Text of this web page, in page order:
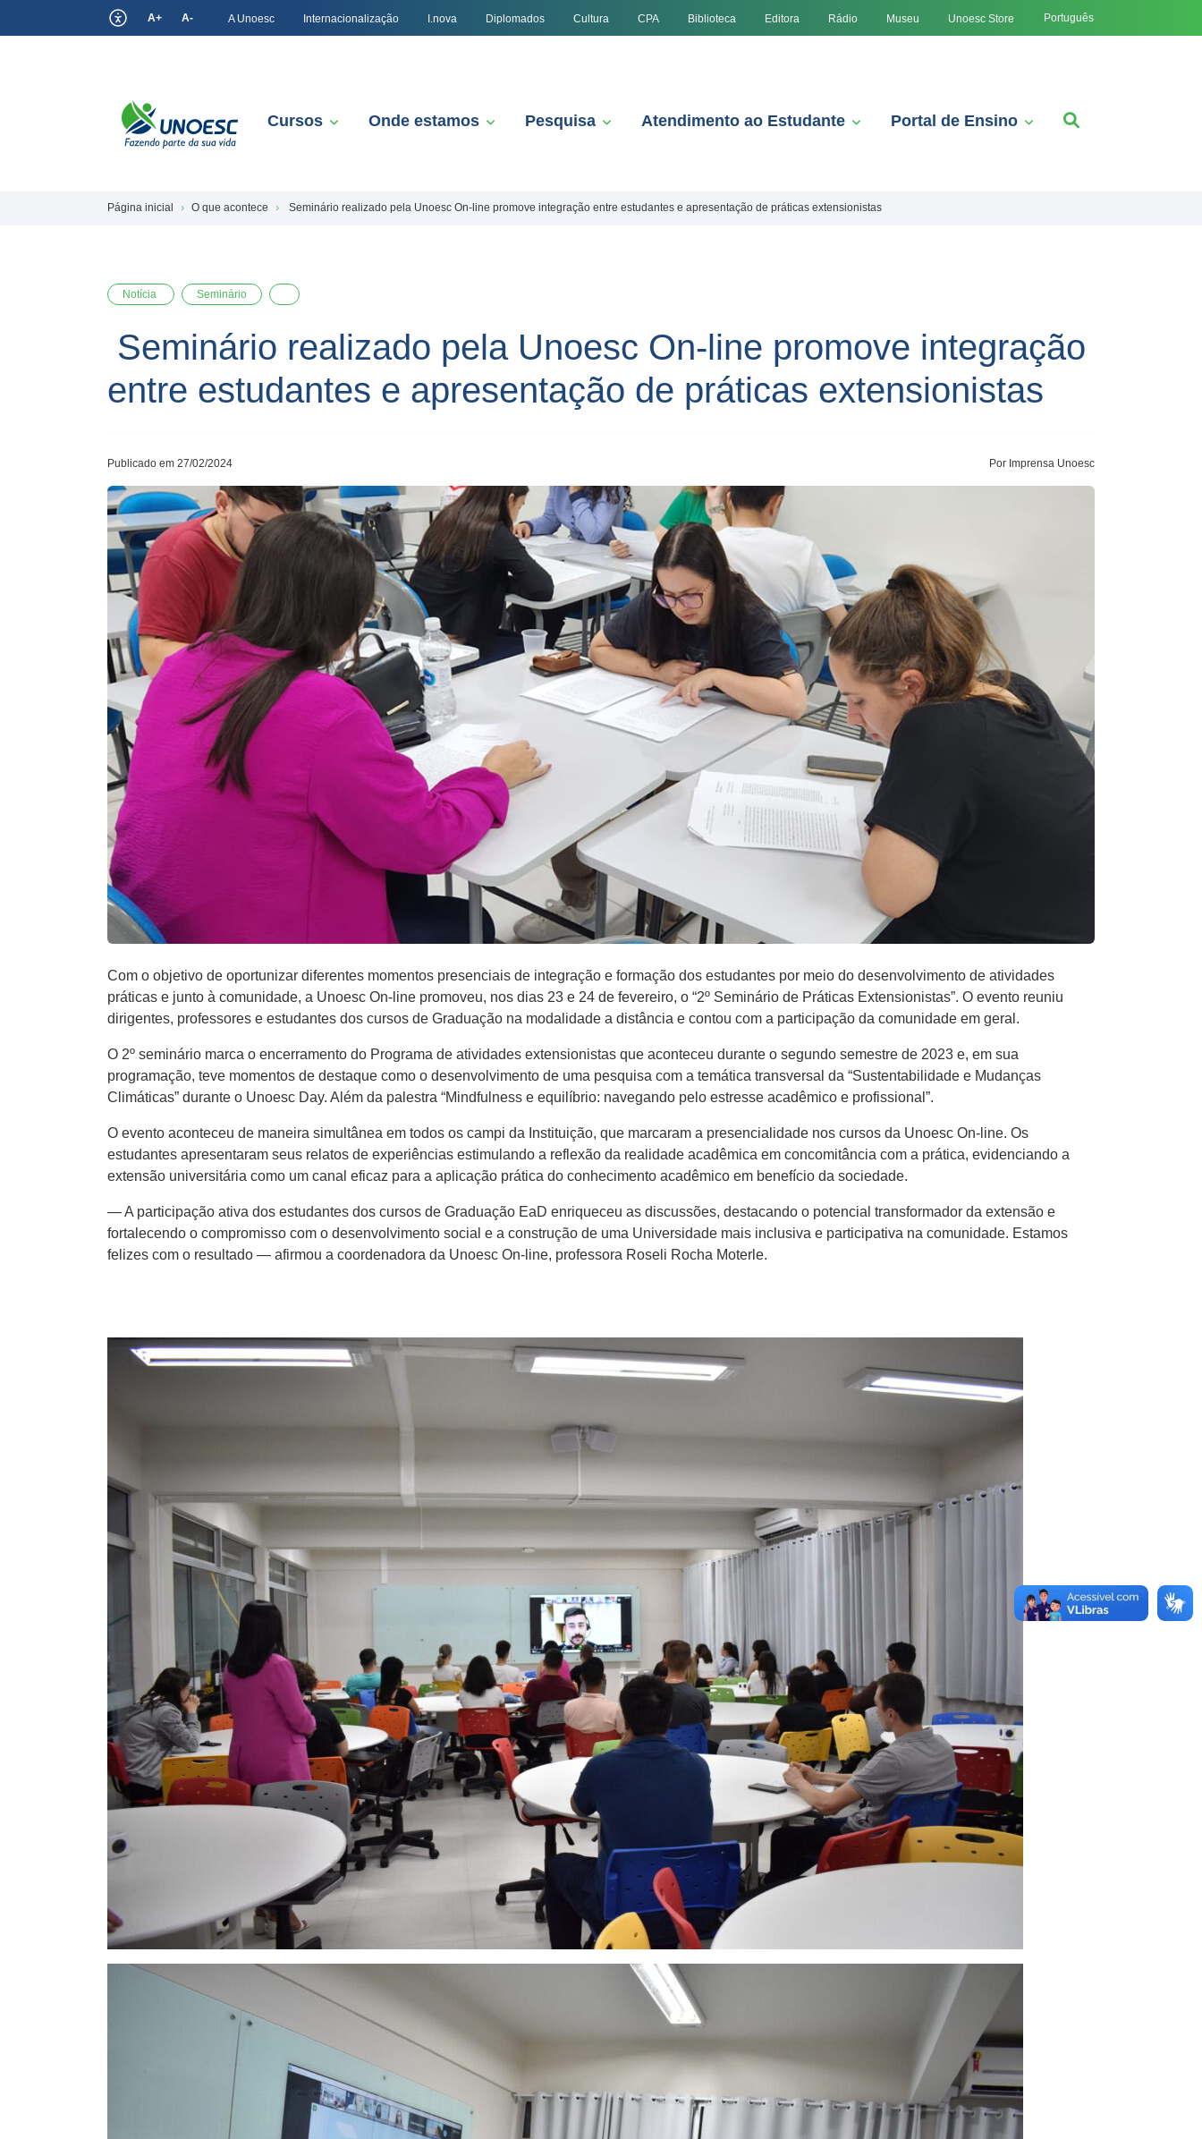
A+ A- A Unoesc Internacionalização I.nova Diplomados Cultura CPA Biblioteca Editora Rádio Museu Unoesc Store Português
Cursos Onde estamos Pesquisa Atendimento ao Estudante Portal de Ensino
Página inicial O que acontece Seminário realizado pela Unoesc On-line promove integração entre estudantes e apresentação de práticas extensionistas
Notícia Seminário
Seminário realizado pela Unoesc On-line promove integração
entre estudantes e apresentação de práticas extensionistas
Publicado em 27/02/2024 Por Imprensa Unoesc
Com o objetivo de oportunizar diferentes momentos presenciais de integração e formação dos estudantes por meio do desenvolvimento de atividades
práticas e junto à comunidade, a Unoesc On-line promoveu, nos dias 23 e 24 de fevereiro, o “2º Seminário de Práticas Extensionistas”. O evento reuniu
dirigentes, professores e estudantes dos cursos de Graduação na modalidade a distância e contou com a participação da comunidade em geral.
O 2º seminário marca o encerramento do Programa de atividades extensionistas que aconteceu durante o segundo semestre de 2023 e, em sua
programação, teve momentos de destaque como o desenvolvimento de uma pesquisa com a temática transversal da “Sustentabilidade e Mudanças
Climáticas” durante o Unoesc Day. Além da palestra “Mindfulness e equilíbrio: navegando pelo estresse acadêmico e profissional”.
O evento aconteceu de maneira simultânea em todos os campi da Instituição, que marcaram a presencialidade nos cursos da Unoesc On-line. Os
estudantes apresentaram seus relatos de experiências estimulando a reflexão da realidade acadêmica em concomitância com a prática, evidenciando a
extensão universitária como um canal eficaz para a aplicação prática do conhecimento acadêmico em benefício da sociedade.
— A participação ativa dos estudantes dos cursos de Graduação EaD enriqueceu as discussões, destacando o potencial transformador da extensão e
fortalecendo o compromisso com o desenvolvimento social e a construção de uma Universidade mais inclusiva e participativa na comunidade. Estamos
felizes com o resultado — afirmou a coordenadora da Unoesc On-line, professora Roseli Rocha Moterle.